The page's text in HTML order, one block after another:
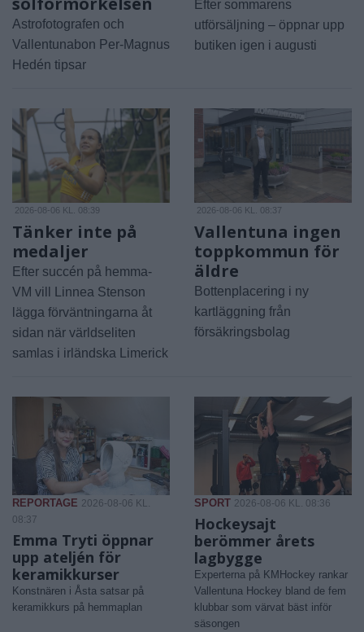
Astrofotografen och
Vallentunabon Per-Magnus
Hedén tipsar
Efter sommarens
utförsäljning – öppnar upp
butiken igen i augusti
2026-08-06 KL. 08:39
Tänker inte på
medaljer
Efter succén på hemma-
VM vill Linnea Stenson
lägga förväntningarna åt
sidan när världseliten
samlas i irländska Limerick
2026-08-06 KL. 08:37
Vallentuna ingen
toppkommun för
äldre
Bottenplacering i ny
kartläggning från
försäkringsbolag
REPORTAGE 2026-08-06 KL.
08:37
Emma Tryti öppnar
upp ateljén för
keramikkurser
Konstnären i Åsta satsar på
keramikkurs på hemmaplan
SPORT 2026-08-06 KL. 08:36
Hockeysajt
berömmer årets
lagbygge
Experterna på KMHockey rankar
Vallentuna Hockey bland de fem
klubbar som värvat bäst inför
säsongen